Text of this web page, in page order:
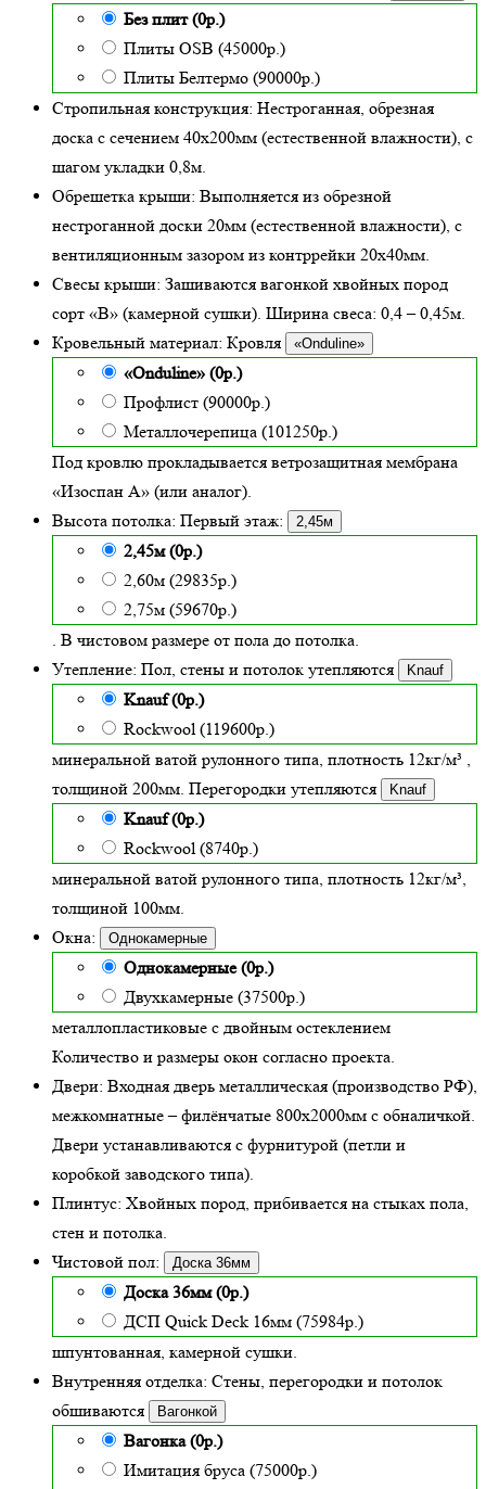
Без плит (0р.)
Плиты OSB (45000р.)
Плиты Белтермо (90000р.)
Стропильная конструкция: Нестроганная, обрезная
доска с сечением 40х200мм (естественной влажности), с
шагом укладки 0,8м.
Обрешетка крыши: Выполняется из обрезной
нестроганной доски 20мм (естественной влажности), с
вентиляционным зазором из контррейки 20х40мм.
Свесы крыши: Зашиваются вагонкой хвойных пород
сорт «В» (камерной сушки). Ширина свеса: 0,4 – 0,45м.
Кровельный материал: Кровля «Onduline»
«Onduline» (0р.)
Профлист (90000р.)
Металлочерепица (101250р.)
Под кровлю прокладывается ветрозащитная мембрана
«Изоспан А» (или аналог).
Высота потолка: Первый этаж: 2,45м
2,45м (0р.)
2,60м (29835р.)
2,75м (59670р.)
. В чистовом размере от пола до потолка.
Утепление: Пол, стены и потолок утепляются Knauf
Knauf (0р.)
Rockwool (119600р.)
минеральной ватой рулонного типа, плотность 12кг/м³ ,
толщиной 200мм. Перегородки утепляются Knauf
Knauf (0р.)
Rockwool (8740р.)
минеральной ватой рулонного типа, плотность 12кг/м³,
толщиной 100мм.
Окна:
Однокамерные
Однокамерные (0р.)
Двухкамерные (37500р.)
металлопластиковые с двойным остеклением
Количество и размеры окон согласно проекта.
Двери: Входная дверь металлическая (производство РФ),
межкомнатные – филёнчатые 800х2000мм с обналичкой.
Двери устанавливаются с фурнитурой (петли и
коробкой заводского типа).
Плинтус: Хвойных пород, прибивается на стыках пола,
стен и потолка.
Чистовой пол:
Доска 36мм
Доска 36мм (0р.)
ДСП Quick Deck 16мм (75984р.)
шпунтованная, камерной сушки.
Внутренняя отделка: Стены, перегородки и потолок
обшиваются
Вагонкой
Вагонка (0р.)
Имитация бруса (75000р.)